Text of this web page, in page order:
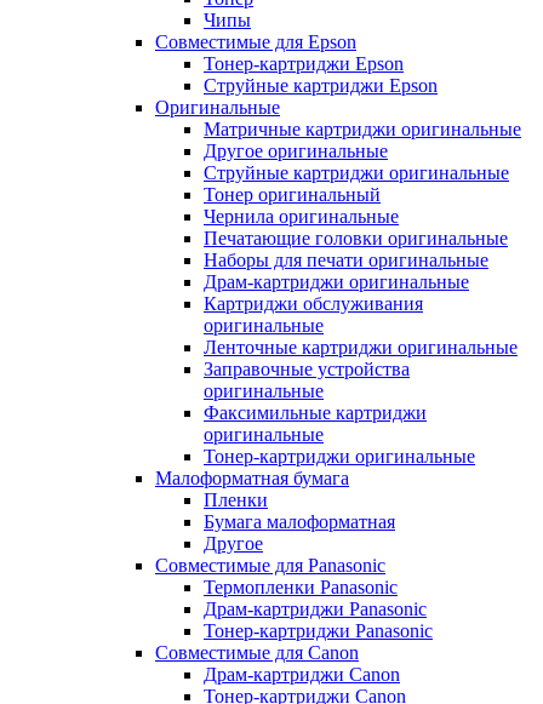
Чипы
Совместимые для Epson
Тонер-картриджи Epson
Струйные картриджи Epson
Оригинальные
Матричные картриджи оригинальные
Другое оригинальные
Струйные картриджи оригинальные
Тонер оригинальный
Чернила оригинальные
Печатающие головки оригинальные
Наборы для печати оригинальные
Драм-картриджи оригинальные
Картриджи обслуживания
оригинальные
Ленточные картриджи оригинальные
Заправочные устройства
оригинальные
Факсимильные картриджи
оригинальные
Тонер-картриджи оригинальные
Малоформатная бумага
Пленки
Бумага малоформатная
Другое
Совместимые для Panasonic
Термопленки Panasonic
Драм-картриджи Panasonic
Тонер-картриджи Panasonic
Совместимые для Canon
Драм-картриджи Canon
Тонер-картриджи Canon